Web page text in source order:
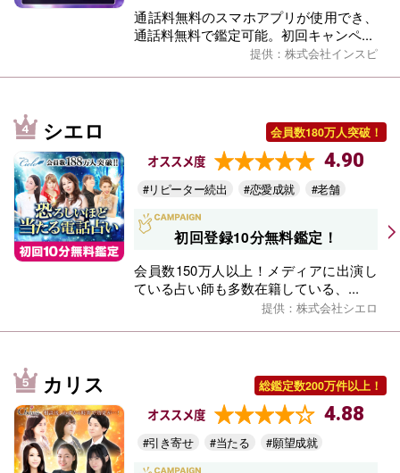
通話料無料のスマホアプリが使用でき、
通話料無料で鑑定可能。初回キャンペ...
提供：株式会社インスピ
シエロ 会員数180万人突破！
オススメ度 4.90
#リピーター続出 #恋愛成就 #老舗
初回登録10分無料鑑定！
会員数150万人以上！メディアに出演し
ている占い師も多数在籍している、...
提供：株式会社シエロ
カリス 総鑑定数200万件以上！
オススメ度 4.88
#引き寄せ #当たる #願望成就